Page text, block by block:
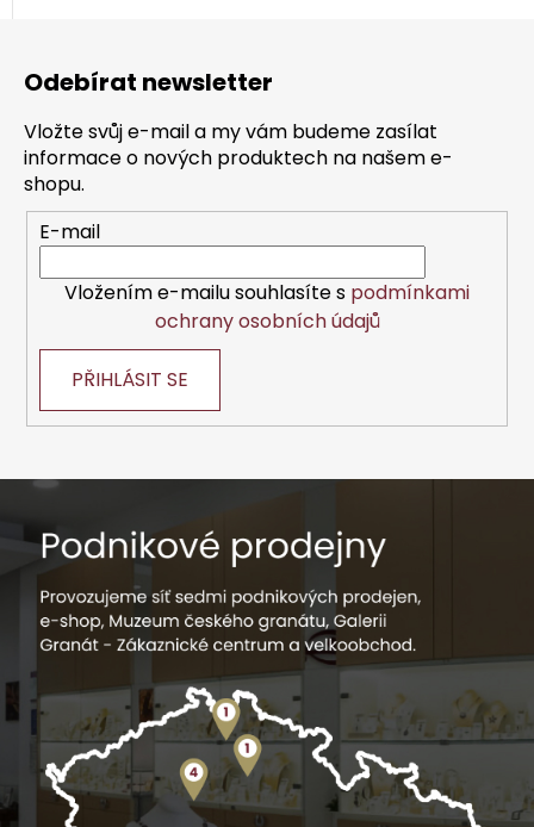
Odebírat newsletter
Vložte svůj e-mail a my vám budeme zasílat
informace o nových produktech na našem e-
shopu.
E-mail
Vložením e-mailu souhlasíte s podmínkami
ochrany osobních údajů
PŘIHLÁSIT SE